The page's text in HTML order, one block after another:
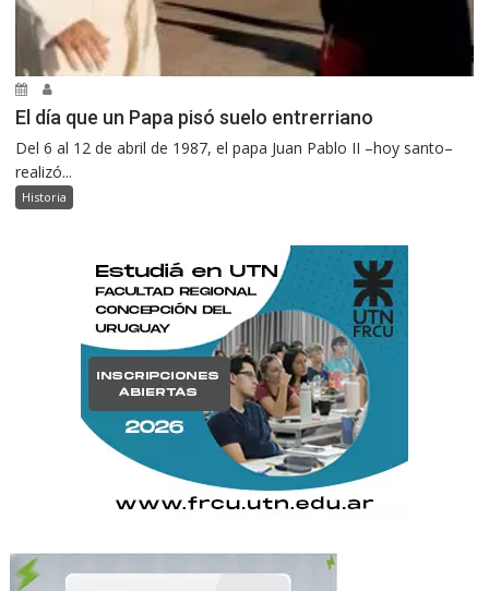
El día que un Papa pisó suelo entrerriano
Del 6 al 12 de abril de 1987, el papa Juan Pablo II –hoy santo–
realizó...
Historia